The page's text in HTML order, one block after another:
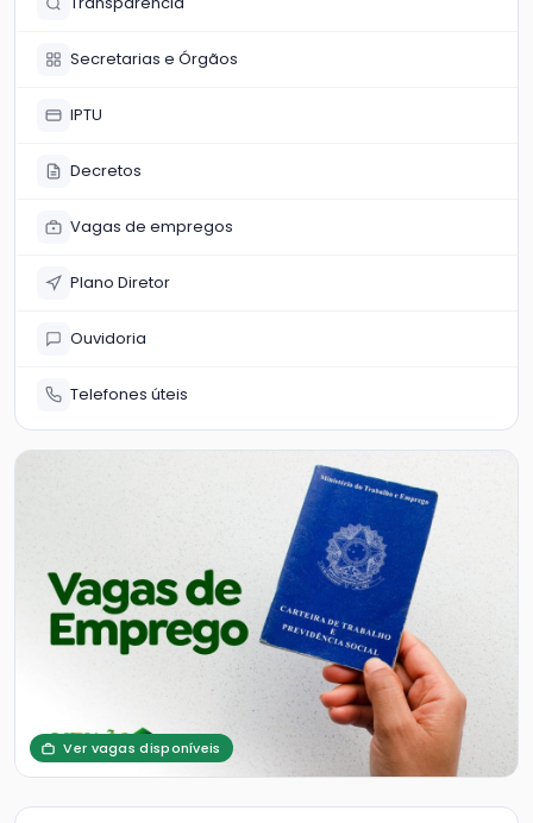
Secretarias e Órgãos
IPTU
Decretos
Vagas de empregos
Plano Diretor
Ouvidoria
Telefones úteis
Ver vagas disponíveis